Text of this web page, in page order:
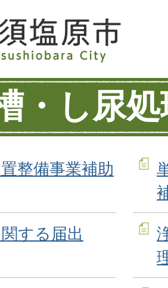
・し尿
整備事業補助
する届出